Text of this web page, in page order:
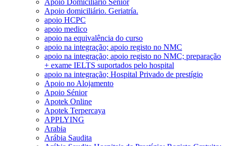
Apoio domiciliário. Geriatría.
apoio HCPC
apoio medico
apoio na equivalência do curso
apoio na integração; apoio registo no NMC
apoio na integração; apoio registo no NMC; preparação
+ exame IELTS suportados pelo hospital
apoio na integração; Hospital Privado de prestígio
Apoio no Alojamento
Apoio Sénior
Apotek Online
Apotek Terpercaya
APPLYING
Arabia
Arábia Saudita